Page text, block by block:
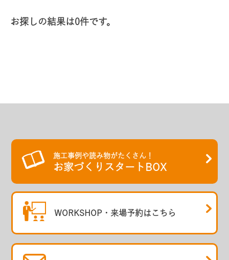
お探しの結果は0件です。
施工事例や読み物がたくさん！
お家づくりスタートBOX
WORKSHOP・ 来場予約はこちら